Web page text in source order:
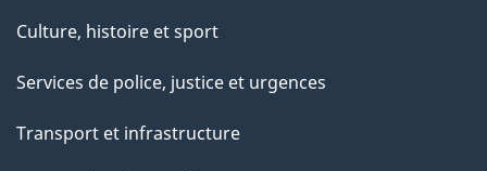
Culture, histoire et sport
Services de police, justice et urgences
Transport et infrastructure